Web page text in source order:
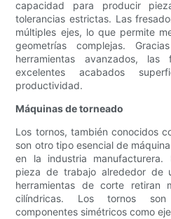
capacidad para producir
tolerancias estrictas. Las
múltiples ejes, lo que permite
geometrías complejas.
herramientas avanzados, las
excelentes acabados
productividad.
Máquinas de torneado
Los tornos, también conocidos
son otro tipo esencial de
en la industria manufacturera.
pieza de trabajo alrededor de
herramientas de corte retiran
cilíndricas. Los tornos
componentes simétricos como